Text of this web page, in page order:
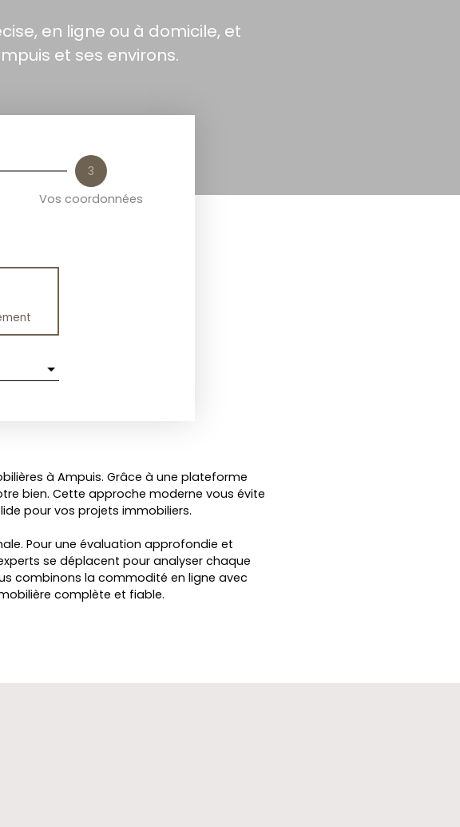
en ligne ou à domicile, et
et ses environs.
3
Vos coordonnées
à Ampuis. Grâce à une plateforme
bien. Cette approche moderne vous évite
pour vos projets immobiliers.
Pour une évaluation approfondie et
se déplacent pour analyser chaque
combinons la commodité en ligne avec
complète et fiable.